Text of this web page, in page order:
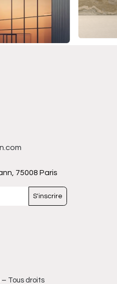
75008 Paris
S'inscrire
Tous droits